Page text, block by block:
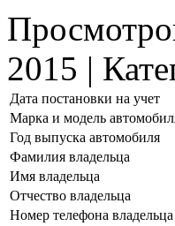
2015 |
Дата постановки на учет
Марка и модель
Год выпуска автомобиля
Фамилия владельца
Имя владельца
Отчество владельца
Номер телефона владельца